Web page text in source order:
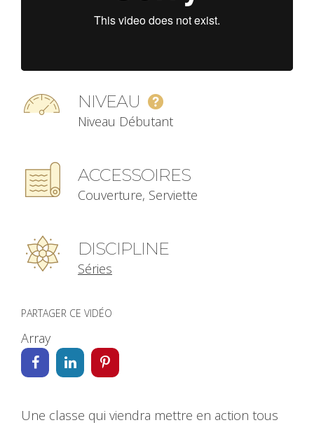
NIVEAU
Niveau Débutant
ACCESSOIRES
Couverture, Serviette
DISCIPLINE
Séries
PARTAGER CE VIDÉO
Array
Une classe qui viendra mettre en action tous